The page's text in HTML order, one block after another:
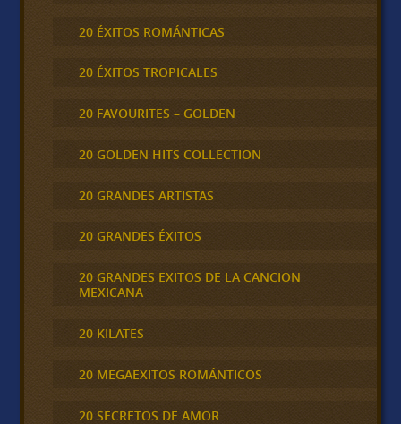
20 ÉXITOS ROMÁNTICAS
20 ÉXITOS TROPICALES
20 FAVOURITES – GOLDEN
20 GOLDEN HITS COLLECTION
20 GRANDES ARTISTAS
20 GRANDES ÉXITOS
20 GRANDES EXITOS DE LA CANCION
MEXICANA
20 KILATES
20 MEGAEXITOS ROMÁNTICOS
20 SECRETOS DE AMOR